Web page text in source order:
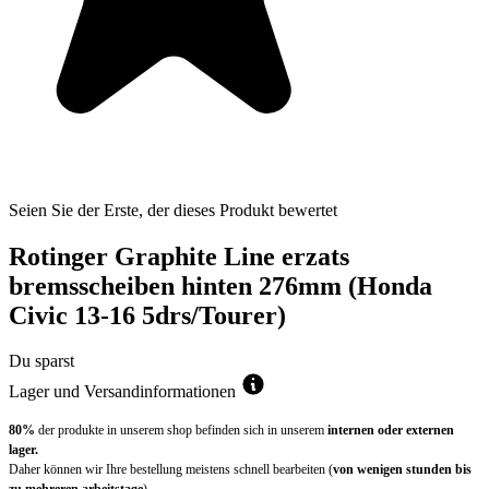
Seien Sie der Erste, der dieses Produkt bewertet
Rotinger Graphite Line erzats
bremsscheiben hinten 276mm (Honda
Civic 13-16 5drs/Tourer)
Du sparst
Lager und Versandinformationen
80% der produkte in unserem shop befinden sich in unserem internen oder externen
lager.
Daher können wir Ihre bestellung meistens schnell bearbeiten (von wenigen stunden bis